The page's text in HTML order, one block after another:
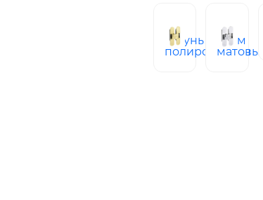
латунь
полированная
хром
матовый